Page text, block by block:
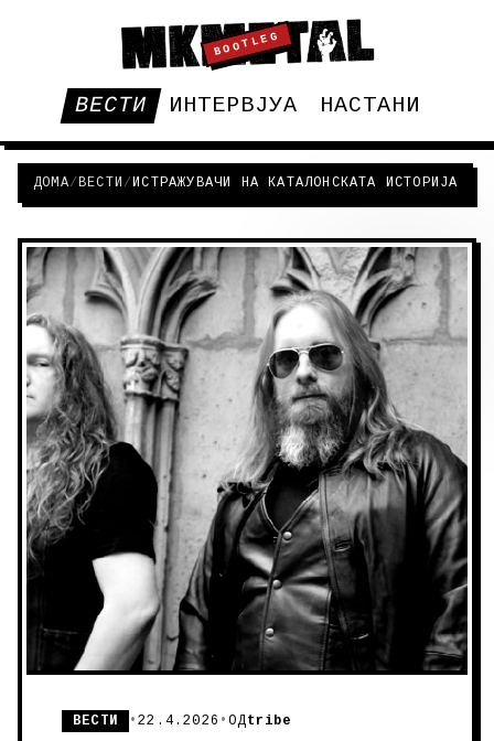
BOOTLEG
ВЕСТИ ИНТЕРВЈУА НАСТАНИ
ДОМА/ВЕСТИ /ИСТРАЖУВАЧИ НА КАТАЛОНСКАТА ИСТОРИЈА
ВЕСТИ •22.4.2026 •ОДtribe